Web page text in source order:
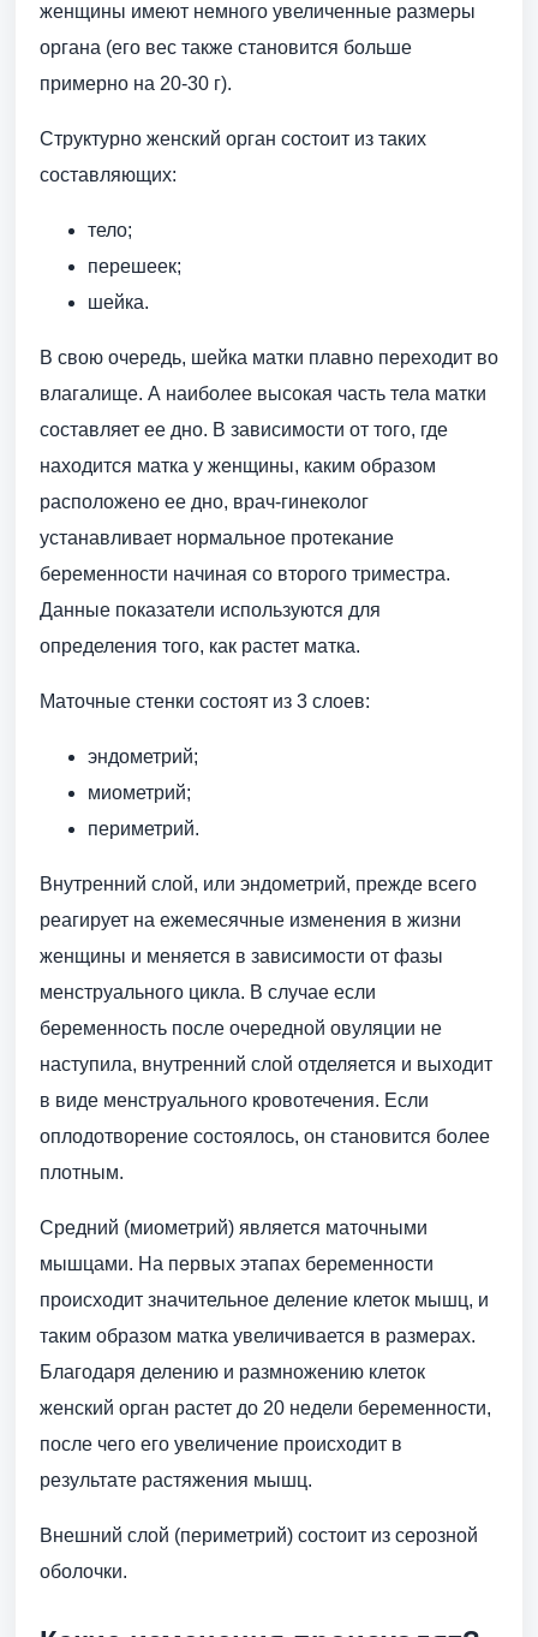
женщины имеют немного увеличенные размеры
органа (его вес также становится больше
примерно на 20-30 г).
Структурно женский орган состоит из таких
составляющих:
тело;
перешеек;
шейка.
В свою очередь, шейка матки плавно переходит во
влагалище. А наиболее высокая часть тела матки
составляет ее дно. В зависимости от того, где
находится матка у женщины, каким образом
расположено ее дно, врач-гинеколог
устанавливает нормальное протекание
беременности начиная со второго триместра.
Данные показатели используются для
определения того, как растет матка.
Маточные стенки состоят из 3 слоев:
эндометрий;
миометрий;
периметрий.
Внутренний слой, или эндометрий, прежде всего
реагирует на ежемесячные изменения в жизни
женщины и меняется в зависимости от фазы
менструального цикла. В случае если
беременность после очередной овуляции не
наступила, внутренний слой отделяется и выходит
в виде менструального кровотечения. Если
оплодотворение состоялось, он становится более
плотным.
Средний (миометрий) является маточными
мышцами. На первых этапах беременности
происходит значительное деление клеток мышц, и
таким образом матка увеличивается в размерах.
Благодаря делению и размножению клеток
женский орган растет до 20 недели беременности,
после чего его увеличение происходит в
результате растяжения мышц.
Внешний слой (периметрий) состоит из серозной
оболочки.